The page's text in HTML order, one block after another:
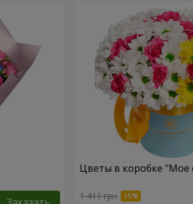
Цветы в коробке "Мое
1 411 грн